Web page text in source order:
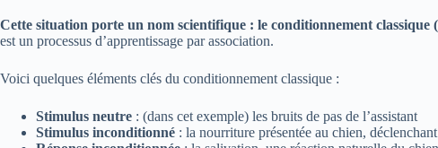
Cette situation porte un nom scientifique : le conditionnement classique
est un processus d’apprentissage par association.
Voici quelques éléments clés du conditionnement classique :
Stimulus neutre : (dans cet exemple) les bruits de pas de l’assistant
Stimulus inconditionné : la nourriture présentée au chien,